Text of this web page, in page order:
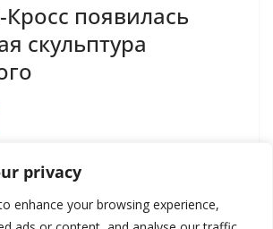
privacy
enhance your browsing experience,
появилась
скульптура